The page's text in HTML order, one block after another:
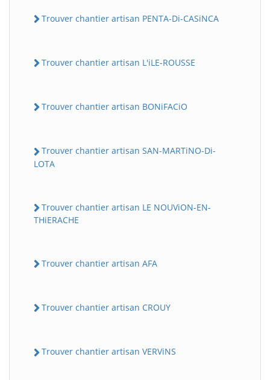
Trouver chantier artisan PENTA-Di-CASiNCA
Trouver chantier artisan L'iLE-ROUSSE
Trouver chantier artisan BONiFACiO
Trouver chantier artisan SAN-MARTiNO-Di-
LOTA
Trouver chantier artisan LE NOUViON-EN-
THiERACHE
Trouver chantier artisan AFA
Trouver chantier artisan CROUY
Trouver chantier artisan VERViNS